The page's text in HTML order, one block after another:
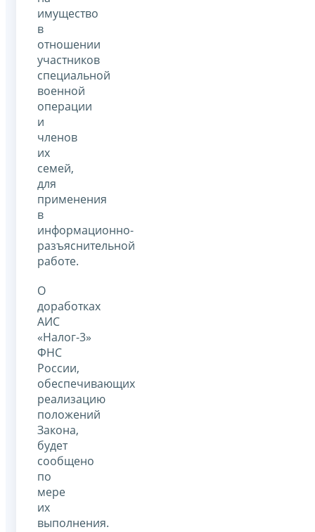
имущество
в
отношении
участников
специальной
военной
операции
и
членов
их
семей,
для
применения
в
информационно-
разъяснительной
работе.
О
доработках
АИС
«Налог-3»
ФНС
России,
обеспечивающих
реализацию
положений
Закона,
будет
сообщено
по
мере
их
выполнения.